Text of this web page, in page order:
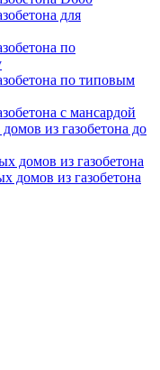
для
по
по типовым
с мансардой
из газобетона до
домов из газобетона
домов из газобетона